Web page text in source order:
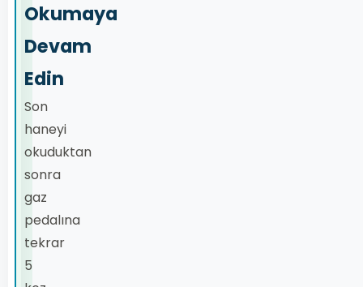
Okumaya
Devam
Edin
Son
haneyi
okuduktan
sonra
gaz
pedalına
tekrar
5